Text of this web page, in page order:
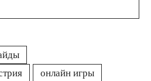
онлайн игры